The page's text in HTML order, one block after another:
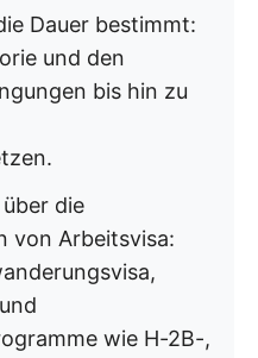
Dauer bestimmt:
und den
bis hin zu
die
von Arbeitsvisa:
wie H-2B-,